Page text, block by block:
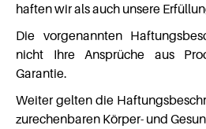
haften wir als auch unsere
Die vorgenannten
nicht Ihre Ansprüche aus
Garantie.
Weiter gelten die
zurechenbaren Körper- und